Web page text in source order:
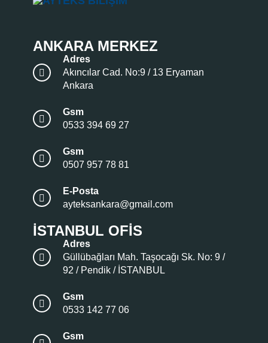
ANKARA MERKEZ
Adres
Akıncılar Cad. No:9 / 13 Eryaman
Ankara
Gsm
0533 394 69 27
Gsm
0507 957 78 81
E-Posta
ayteksankara@gmail.com
İSTANBUL OFIS
Adres
Güllübağları Mah. Taşocağı Sk. No: 9 /
92 / Pendik / İSTANBUL
Gsm
0533 142 77 06
Gsm